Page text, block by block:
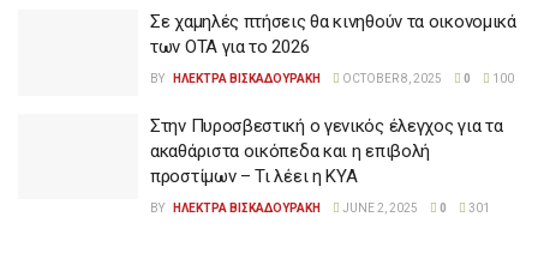
Σε χαμηλές πτήσεις θα κινηθούν τα οικονομικά
των ΟΤΑ για το 2026
BY ΗΛΕΚΤΡΑ ΒΙΣΚΑΔΟΥΡΑΚΗ OCTOBER 8, 2025 0 100
Στην Πυροσβεστική ο γενικός έλεγχος για τα
ακαθάριστα οικόπεδα και η επιβολή
προστίμων – Τι λέει η ΚΥΑ
BY ΗΛΕΚΤΡΑ ΒΙΣΚΑΔΟΥΡΑΚΗ JUNE 2, 2025 0 301